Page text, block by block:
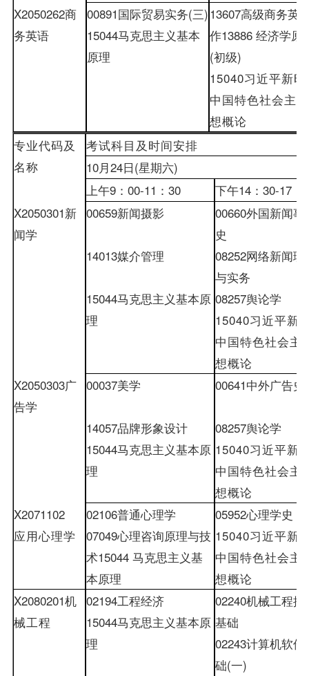
X2050262商
务英语
00891国际贸易实务(三)
15044马克思主义基本
原理
13607高级商务英
作13886 经济学原
(初级)
15040习近平新
中国特色社会主
想概论
专业代码及
名称
考试科目及时间安排
10月24日(星期六)
上午9： 00-11 ： 30 下午14： 30-17：
X2050301新
闻学
00659新闻摄影 00660外国新闻事
史
14013媒介管理 08252网络新闻理
与实务
15044马克思主义基本原
理
08257舆论学
15040习近平新
中国特色社会主
想概论
X2050303广
告学
00037美学 00641中外广告史
14057品牌形象设计 08257舆论学
15044马克思主义基本原
理
15040习近平新
中国特色社会主
想概论
X2071102
应用心理学
02106普通心理学
07049心理咨询原理与技
术15044 马克思主义基
本原理
05952心理学史
15040习近平新
中国特色社会主
想概论
X2080201机
械工程
02194工程经济
15044马克思主义基本原
理
02240机械工程控
基础
02243计算机软件
础(一)